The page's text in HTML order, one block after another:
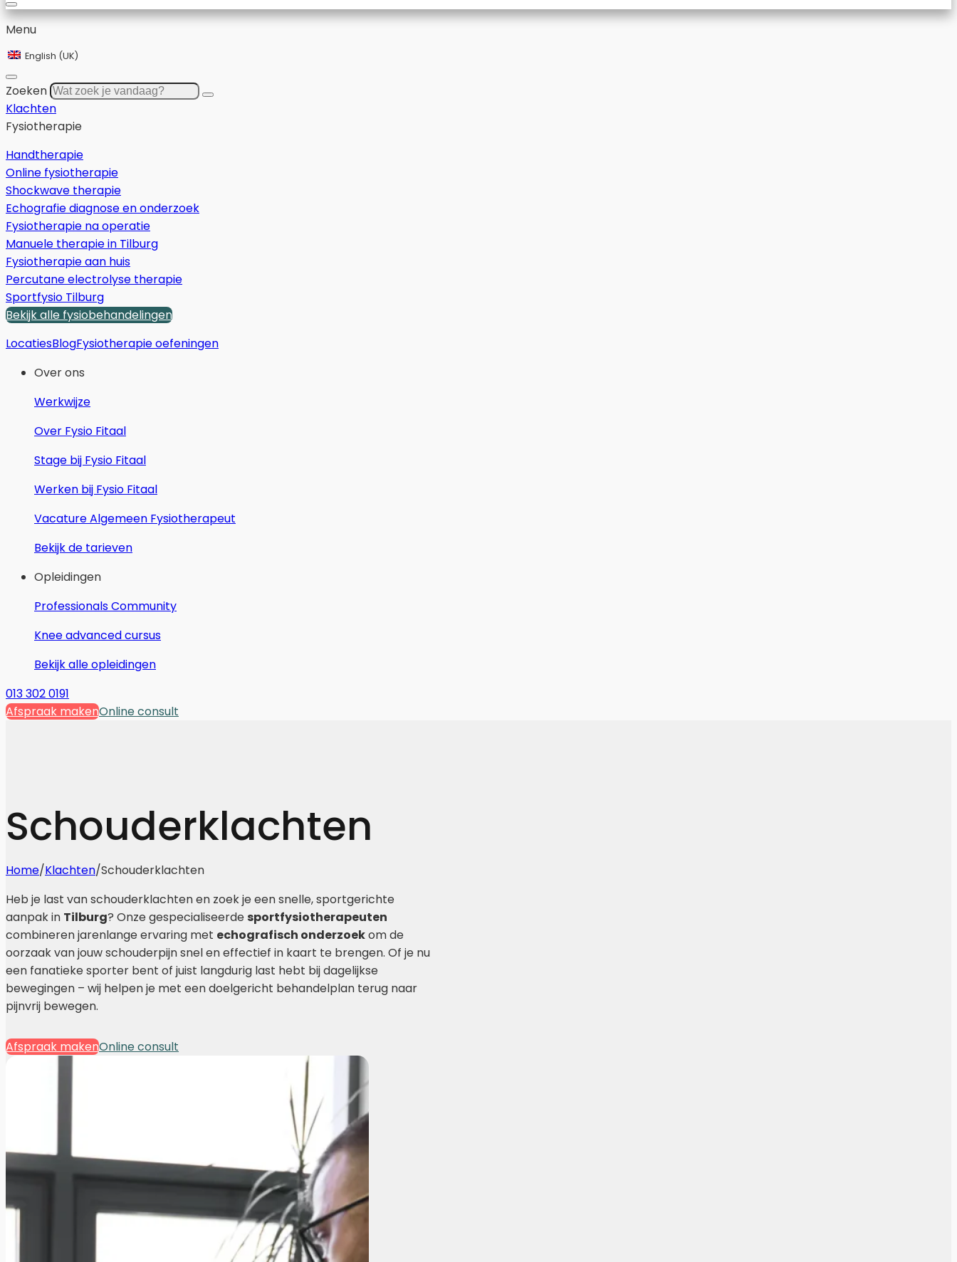
Menu
English (UK)
Zoeken
Klachten
Fysiotherapie
Handtherapie
Online fysiotherapie
Shockwave therapie
Echografie diagnose en onderzoek
Fysiotherapie na operatie
Manuele therapie in Tilburg
Fysiotherapie aan huis
Percutane electrolyse therapie
Sportfysio Tilburg
Bekijk alle fysiobehandelingen
LocatiesBlogFysiotherapie oefeningen
Over ons
Werkwijze
Over Fysio Fitaal
Stage bij Fysio Fitaal
Werken bij Fysio Fitaal
Vacature Algemeen Fysiotherapeut
Bekijk de tarieven
Opleidingen
Professionals Community
Knee advanced cursus
Bekijk alle opleidingen
013 302 0191
Afspraak makenOnline consult
Schouderklachten
Home/Klachten/Schouderklachten
Heb je last van schouderklachten en zoek je een snelle, sportgerichte
aanpak in Tilburg? Onze gespecialiseerde sportfysiotherapeuten
combineren jarenlange ervaring met echografisch onderzoekom de
oorzaak van jouw schouderpijn snel en effectief in kaart te brengen. Of je nu
een fanatieke sporter bent of juist langdurig last hebt bij dagelijkse
bewegingen – wij helpen je met een doelgericht behandelplan terug naar
pijnvrij bewegen.
Afspraak makenOnline consult